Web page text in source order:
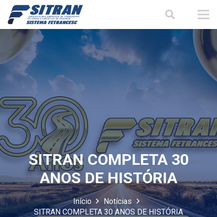
SITRAN COMPLETA 30
ANOS DE HISTÓRIA
Início
Notícias
SITRAN COMPLETA 30 ANOS DE HISTÓRIA